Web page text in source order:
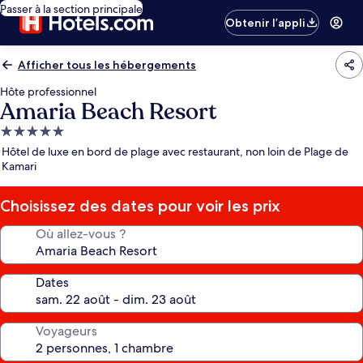
Passer à la section principale
Obtenir l’appli
Afficher tous les hébergements
Hôte professionnel
Amaria Beach Resort
Hébergement
5.0 étoiles
Hôtel de luxe en bord de plage avec restaurant, non loin de Plage de
Kamari
Choisissez des dates pour voir les prix
Où allez-vous ?
Dates
Voyageurs